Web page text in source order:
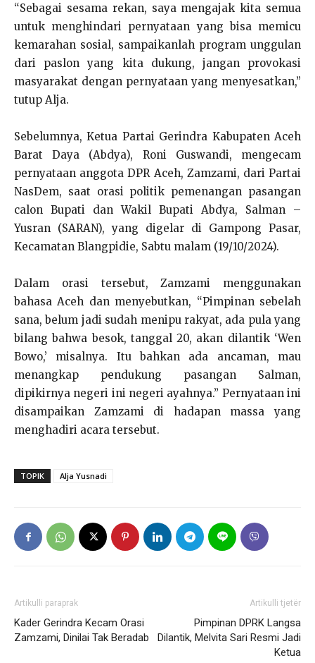
“Sebagai sesama rekan, saya mengajak kita semua
untuk menghindari pernyataan yang bisa memicu
kemarahan sosial, sampaikanlah program unggulan
dari paslon yang kita dukung, jangan provokasi
masyarakat dengan pernyataan yang menyesatkan,”
tutup Alja.
Sebelumnya, Ketua Partai Gerindra Kabupaten Aceh
Barat Daya (Abdya), Roni Guswandi, mengecam
pernyataan anggota DPR Aceh, Zamzami, dari Partai
NasDem, saat orasi politik pemenangan pasangan
calon Bupati dan Wakil Bupati Abdya, Salman –
Yusran (SARAN), yang digelar di Gampong Pasar,
Kecamatan Blangpidie, Sabtu malam (19/10/2024).
Dalam orasi tersebut, Zamzami menggunakan
bahasa Aceh dan menyebutkan, “Pimpinan sebelah
sana, belum jadi sudah menipu rakyat, ada pula yang
bilang bahwa besok, tanggal 20, akan dilantik ‘Wen
Bowo,’ misalnya. Itu bahkan ada ancaman, mau
menangkap pendukung pasangan Salman,
dipikirnya negeri ini negeri ayahnya.” Pernyataan ini
disampaikan Zamzami di hadapan massa yang
menghadiri acara tersebut.
TOPIK Alja Yusnadi
Artikulli paraprak
Kader Gerindra Kecam Orasi
Zamzami, Dinilai Tak Beradab
Artikulli tjetër
Pimpinan DPRK Langsa
Dilantik, Melvita Sari Resmi Jadi
Ketua